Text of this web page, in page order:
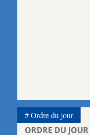
ORDRE DU
Ordre du jour